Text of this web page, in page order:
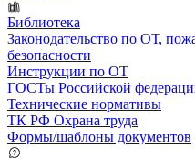
Библиотека
Законодательство по ОТ,
безопасности
Инструкции по ОТ
ГОСТы Российской
Технические нормативы
ТК РФ Охрана труда
Формы/шаблоны документов